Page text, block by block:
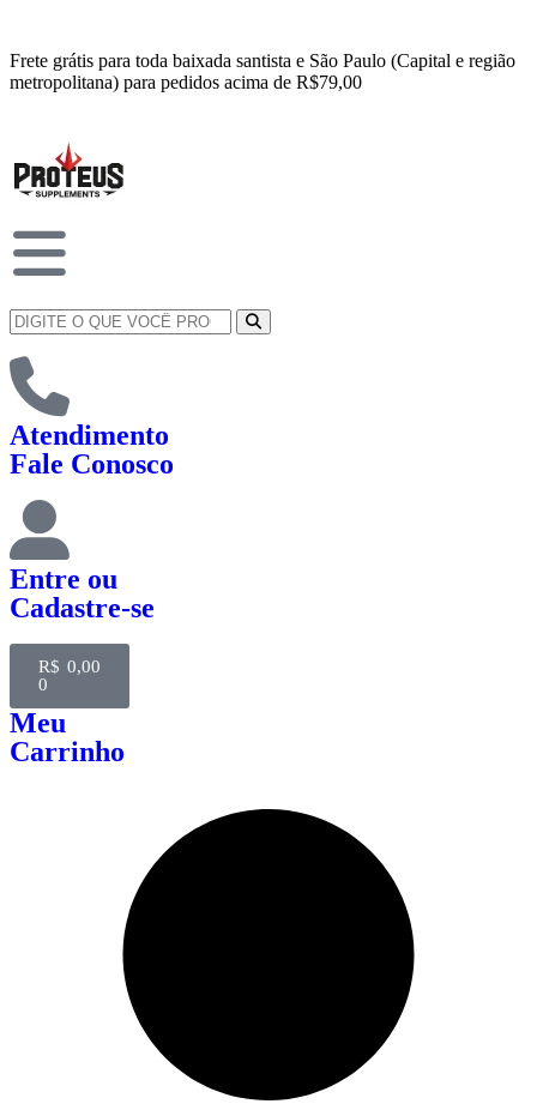
Frete grátis para toda baixada santista e São Paulo (Capital e região
metropolitana) para pedidos acima de R$79,00
Atendimento
Fale Conosco
Entre ou
Cadastre-se
R$ 0,00
0
Meu
Carrinho